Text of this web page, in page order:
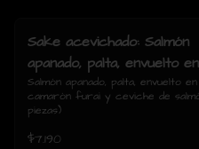
Sake acevichado: Salmón
apanado, palta, envuelto en
camarón furai y ceviche
salmón.(10 piezas)
Salmón apanado, palta, envuelto en
camarón furai y ceviche de
piezas)
$7.190